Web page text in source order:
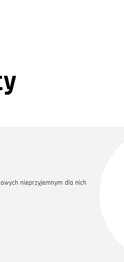
nieprzyjemnym dla nich